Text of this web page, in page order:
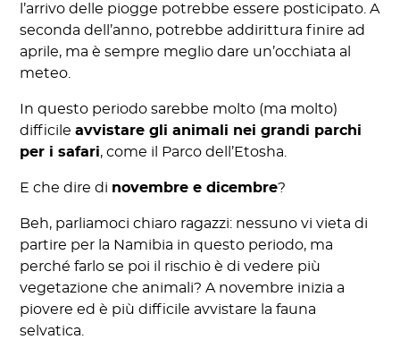
l’arrivo delle piogge potrebbe essere posticipato. A
seconda dell’anno, potrebbe addirittura finire ad
aprile, ma è sempre meglio dare un’occhiata al
meteo.
In questo periodo sarebbe molto (ma molto)
difficileavvistare gli animali nei grandi parchi
per i safari, come il Parco dell’Etosha.
E che dire di novembre e dicembre?
Beh, parliamoci chiaro ragazzi: nessuno vi vieta di
partire per la Namibia in questo periodo, ma
perché farlo se poi il rischio è di vedere più
vegetazione che animali? A novembre inizia a
piovere ed è più difficile avvistare la fauna
selvatica.